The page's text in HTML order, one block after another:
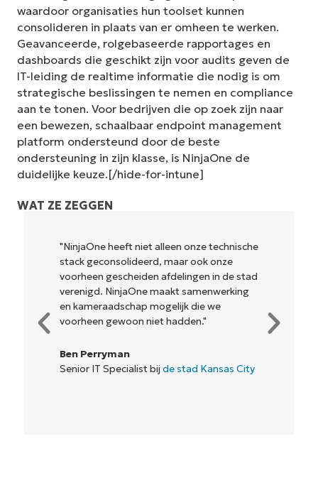
waardoor organisaties hun toolset kunnen
consolideren in plaats van er omheen te werken.
Geavanceerde, rolgebaseerde rapportages en
dashboards die geschikt zijn voor audits geven de
IT-leiding de realtime informatie die nodig is om
strategische beslissingen te nemen en compliance
aan te tonen. Voor bedrijven die op zoek zijn naar
een bewezen, schaalbaar endpoint management
platform ondersteund door de beste
ondersteuning in zijn klasse, is NinjaOne de
duidelijke keuze.[/hide-for-intune]
WAT ZE ZEGGEN
"NinjaOne heeft niet alleen onze technische
stack geconsolideerd, maar ook onze
voorheen gescheiden afdelingen in de stad
verenigd. NinjaOne maakt samenwerking
en kameraadschap mogelijk die we
voorheen gewoon niet hadden."
Ben Perryman
Senior IT Specialist bij de stad Kansas City